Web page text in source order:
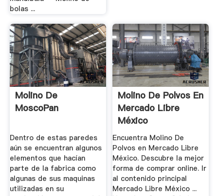
bolas ...
Molino De
MoscoPan
Dentro de estas paredes
aún se encuentran algunos
elementos que hacían
parte de la fabrica como
algunas de sus maquinas
utilizadas en su
Molino De Polvos En
Mercado Libre
México
Encuentra Molino De
Polvos en Mercado Libre
México. Descubre la mejor
forma de comprar online. Ir
al contenido principal
Mercado Libre México ...